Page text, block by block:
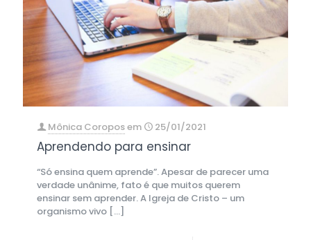
Mônica Coroposem 25/01/2021
Aprendendo para ensinar
“Só ensina quem aprende”. Apesar de parecer uma
verdade unânime, fato é que muitos querem
ensinar sem aprender. A Igreja de Cristo – um
organismo vivo […]